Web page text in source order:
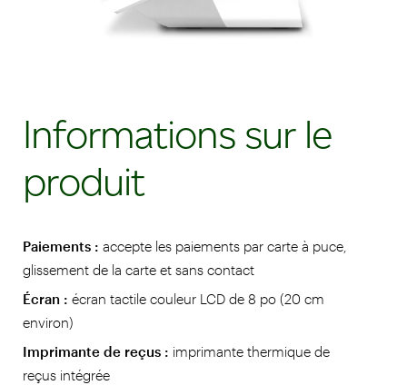
Informations sur le
produit
Paiements : accepte les paiements par carte à puce,
glissement de la carte et sans contact
Écran : écran tactile couleur LCD de 8 po (20 cm
environ)
Imprimante de reçus : imprimante thermique de
reçus intégrée